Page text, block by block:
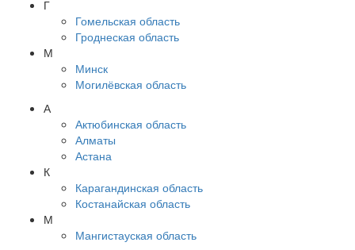
Г
Гомельская область
Гроднеская область
М
Минск
Могилёвская область
А
Актюбинская область
Алматы
Астана
К
Карагандинская область
Костанайская область
М
Мангистауская область